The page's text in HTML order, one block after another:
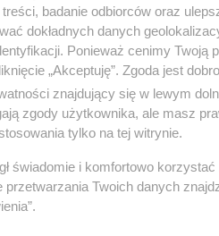
badanie odbiorców oraz
dokładnych danych
Ponieważ cenimy Twoją
„Akceptuję”. Zgoda jest
znajdujący się w lewym
zgody użytkownika, ale masz
tylko na tej witrynie.
świadomie i komfortowo
Twoich danych